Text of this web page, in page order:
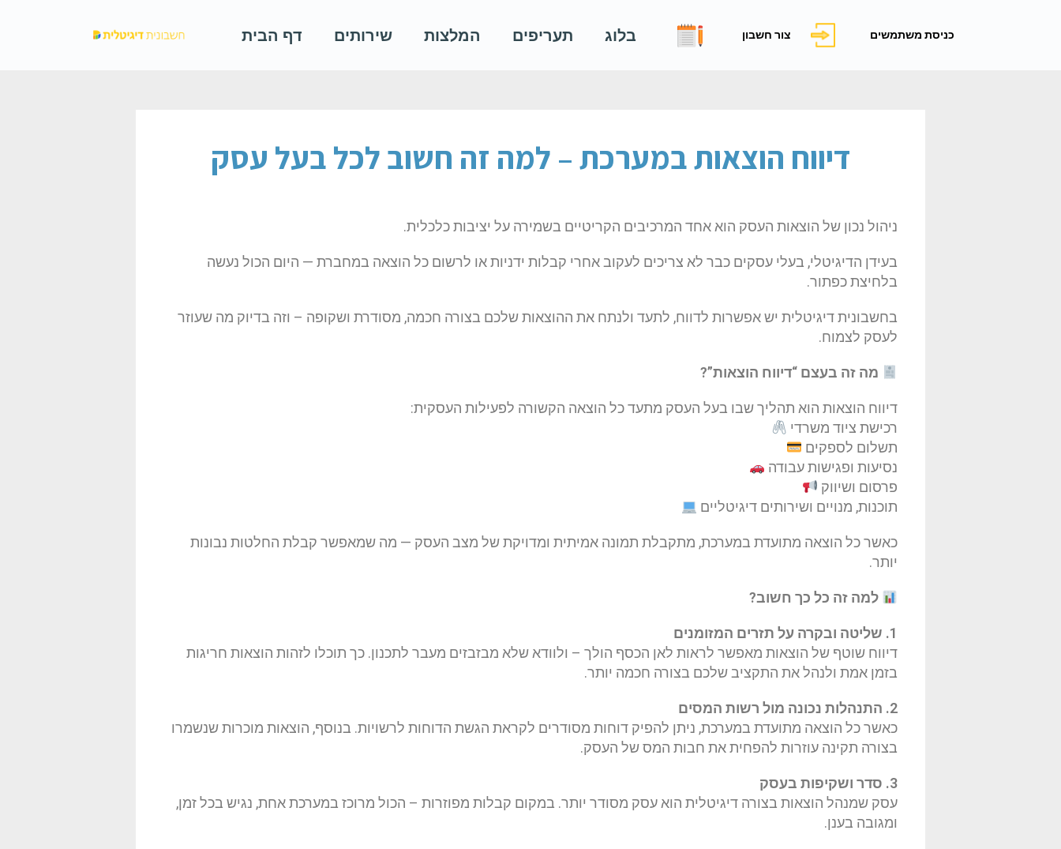
דף הבית שירותים המלצות תעריפים בלוג צור חשבון כניסת משתמשים
דיווח הוצאות במערכת – למה זה חשוב לכל בעל עסק
ניהול נכון של הוצאות העסק הוא אחד המרכיבים הקריטיים בשמירה על יציבות כלכלית.
בעידן הדיגיטלי, בעלי עסקים כבר לא צריכים לעקוב אחרי קבלות ידניות או לרשום כל הוצאה במחברת — היום הכול נעשה
בלחיצת כפתור.
בחשבונית דיגיטלית יש אפשרות לדווח, לתעד ולנתח את ההוצאות שלכם בצורה חכמה, מסודרת ושקופה – וזה בדיוק מה שעוזר
לעסק לצמוח.
מה זה בעצם “דיווח הוצאות”?
דיווח הוצאות הוא תהליך שבו בעל העסק מתעד כל הוצאה הקשורה לפעילות העסקית:
רכישת ציוד משרדי
תשלום לספקים
נסיעות ופגישות עבודה
פרסום ושיווק
תוכנות, מנויים ושירותים דיגיטליים
כאשר כל הוצאה מתועדת במערכת, מתקבלת תמונה אמיתית ומדויקת של מצב העסק — מה שמאפשר קבלת החלטות נבונות
יותר.
למה זה כל כך חשוב?
1. שליטה ובקרה על תזרים המזומנים
דיווח שוטף של הוצאות מאפשר לראות לאן הכסף הולך – ולוודא שלא מבזבזים מעבר לתכנון. כך תוכלו לזהות הוצאות חריגות
בזמן אמת ולנהל את התקציב שלכם בצורה חכמה יותר.
2. התנהלות נכונה מול רשות המסים
כאשר כל הוצאה מתועדת במערכת, ניתן להפיק דוחות מסודרים לקראת הגשת הדוחות לרשויות. בנוסף, הוצאות מוכרות שנשמרו
בצורה תקינה עוזרות להפחית את חבות המס של העסק.
3. סדר ושקיפות בעסק
עסק שמנהל הוצאות בצורה דיגיטלית הוא עסק מסודר יותר. במקום קבלות מפוזרות – הכול מרוכז במערכת אחת, נגיש בכל זמן,
ומגובה בענן.